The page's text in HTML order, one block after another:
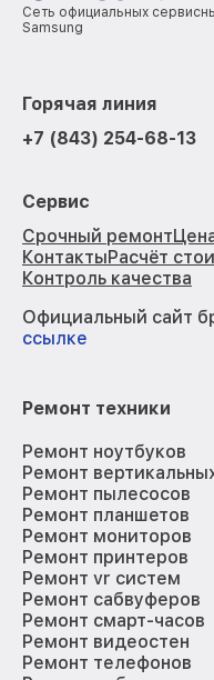
Сеть официальных
Samsung
Горячая линия
+7 (843) 254-68-13
Сервис
Срочный ремонт
КонтактыРасчёт
Контроль качества
Официальный сайт
ссылке
Ремонт техники
Ремонт ноутбуков
Ремонт
Ремонт пылесосов
Ремонт планшетов
Ремонт мониторов
Ремонт принтеров
Ремонт vr систем
Ремонт сабвуферов
Ремонт смарт-часов
Ремонт видеостен
Ремонт телефонов